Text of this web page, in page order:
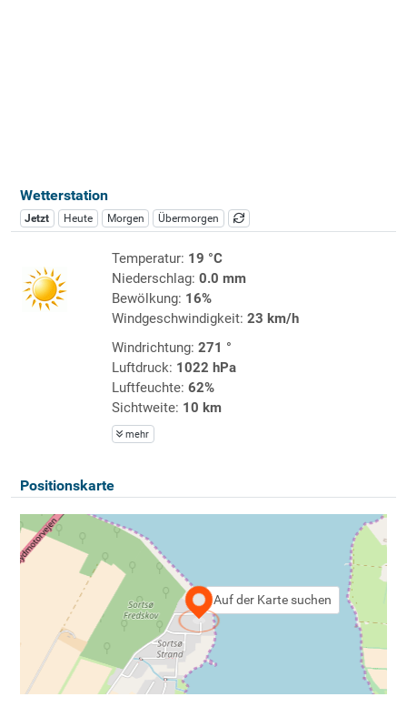
Wetterstation
Jetzt Heute Morgen Übermorgen
Temperatur: 19 °C
Niederschlag: 0.0 mm
Bewölkung: 16%
Windgeschwindigkeit: 23 km/h
Windrichtung: 271 °
Luftdruck: 1022 hPa
Luftfeuchte: 62%
Sichtweite: 10 km
mehr
Positionskarte
Auf der Karte suchen